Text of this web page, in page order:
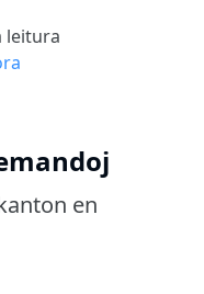
leitura
en